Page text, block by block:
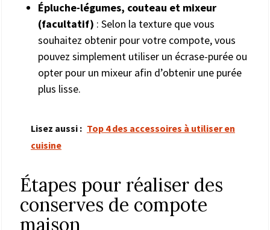
Épluche-légumes, couteau et mixeur
(facultatif) : Selon la texture que vous
souhaitez obtenir pour votre compote, vous
pouvez simplement utiliser un écrase-purée ou
opter pour un mixeur afin d’obtenir une purée
plus lisse.
Lisez aussi : Top 4 des accessoires à utiliser en
cuisine
Étapes pour réaliser des
conserves de compote
maison